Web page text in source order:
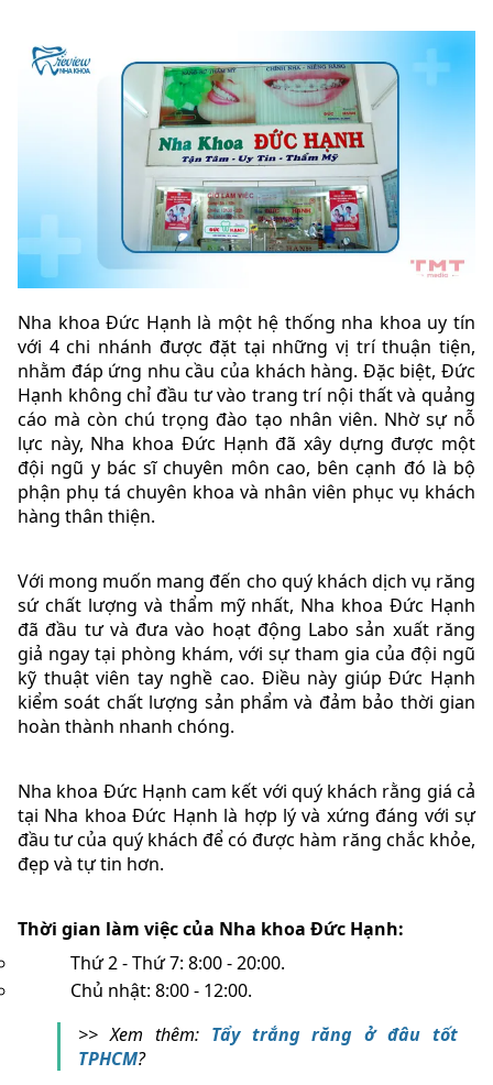
Nha khoa Đức Hạnh là một hệ thống nha khoa uy tín
với 4 chi nhánh được đặt tại những vị trí thuận tiện,
nhằm đáp ứng nhu cầu của khách hàng. Đặc biệt, Đức
Hạnh không chỉ đầu tư vào trang trí nội thất và quảng
cáo mà còn chú trọng đào tạo nhân viên. Nhờ sự nỗ
lực này, Nha khoa Đức Hạnh đã xây dựng được một
đội ngũ y bác sĩ chuyên môn cao, bên cạnh đó là bộ
phận phụ tá chuyên khoa và nhân viên phục vụ khách
hàng thân thiện.
Với mong muốn mang đến cho quý khách dịch vụ răng
sứ chất lượng và thẩm mỹ nhất, Nha khoa Đức Hạnh
đã đầu tư và đưa vào hoạt động Labo sản xuất răng
giả ngay tại phòng khám, với sự tham gia của đội ngũ
kỹ thuật viên tay nghề cao. Điều này giúp Đức Hạnh
kiểm soát chất lượng sản phẩm và đảm bảo thời gian
hoàn thành nhanh chóng.
Nha khoa Đức Hạnh cam kết với quý khách rằng giá cả
tại Nha khoa Đức Hạnh là hợp lý và xứng đáng với sự
đầu tư của quý khách để có được hàm răng chắc khỏe,
đẹp và tự tin hơn.
Thời gian làm việc của Nha khoa Đức Hạnh:
Thứ 2 - Thứ 7: 8:00 - 20:00.
Chủ nhật: 8:00 - 12:00.
>> Xem thêm: Tẩy trắng răng ở đâu tốt
TPHCM?